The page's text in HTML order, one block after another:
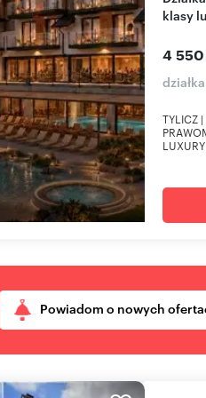
klasy
4
TYLICZ
Powiadom o nowych